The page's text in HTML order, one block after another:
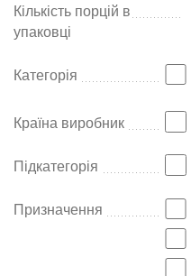
Кількість порцій в
упаковці
Категорія
Країна виробник
Підкатегорія
Призначення